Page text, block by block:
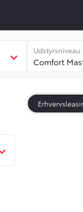
Udstyrsniveau
Comfort